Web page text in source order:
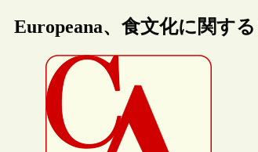
Europeana、食文化に関す